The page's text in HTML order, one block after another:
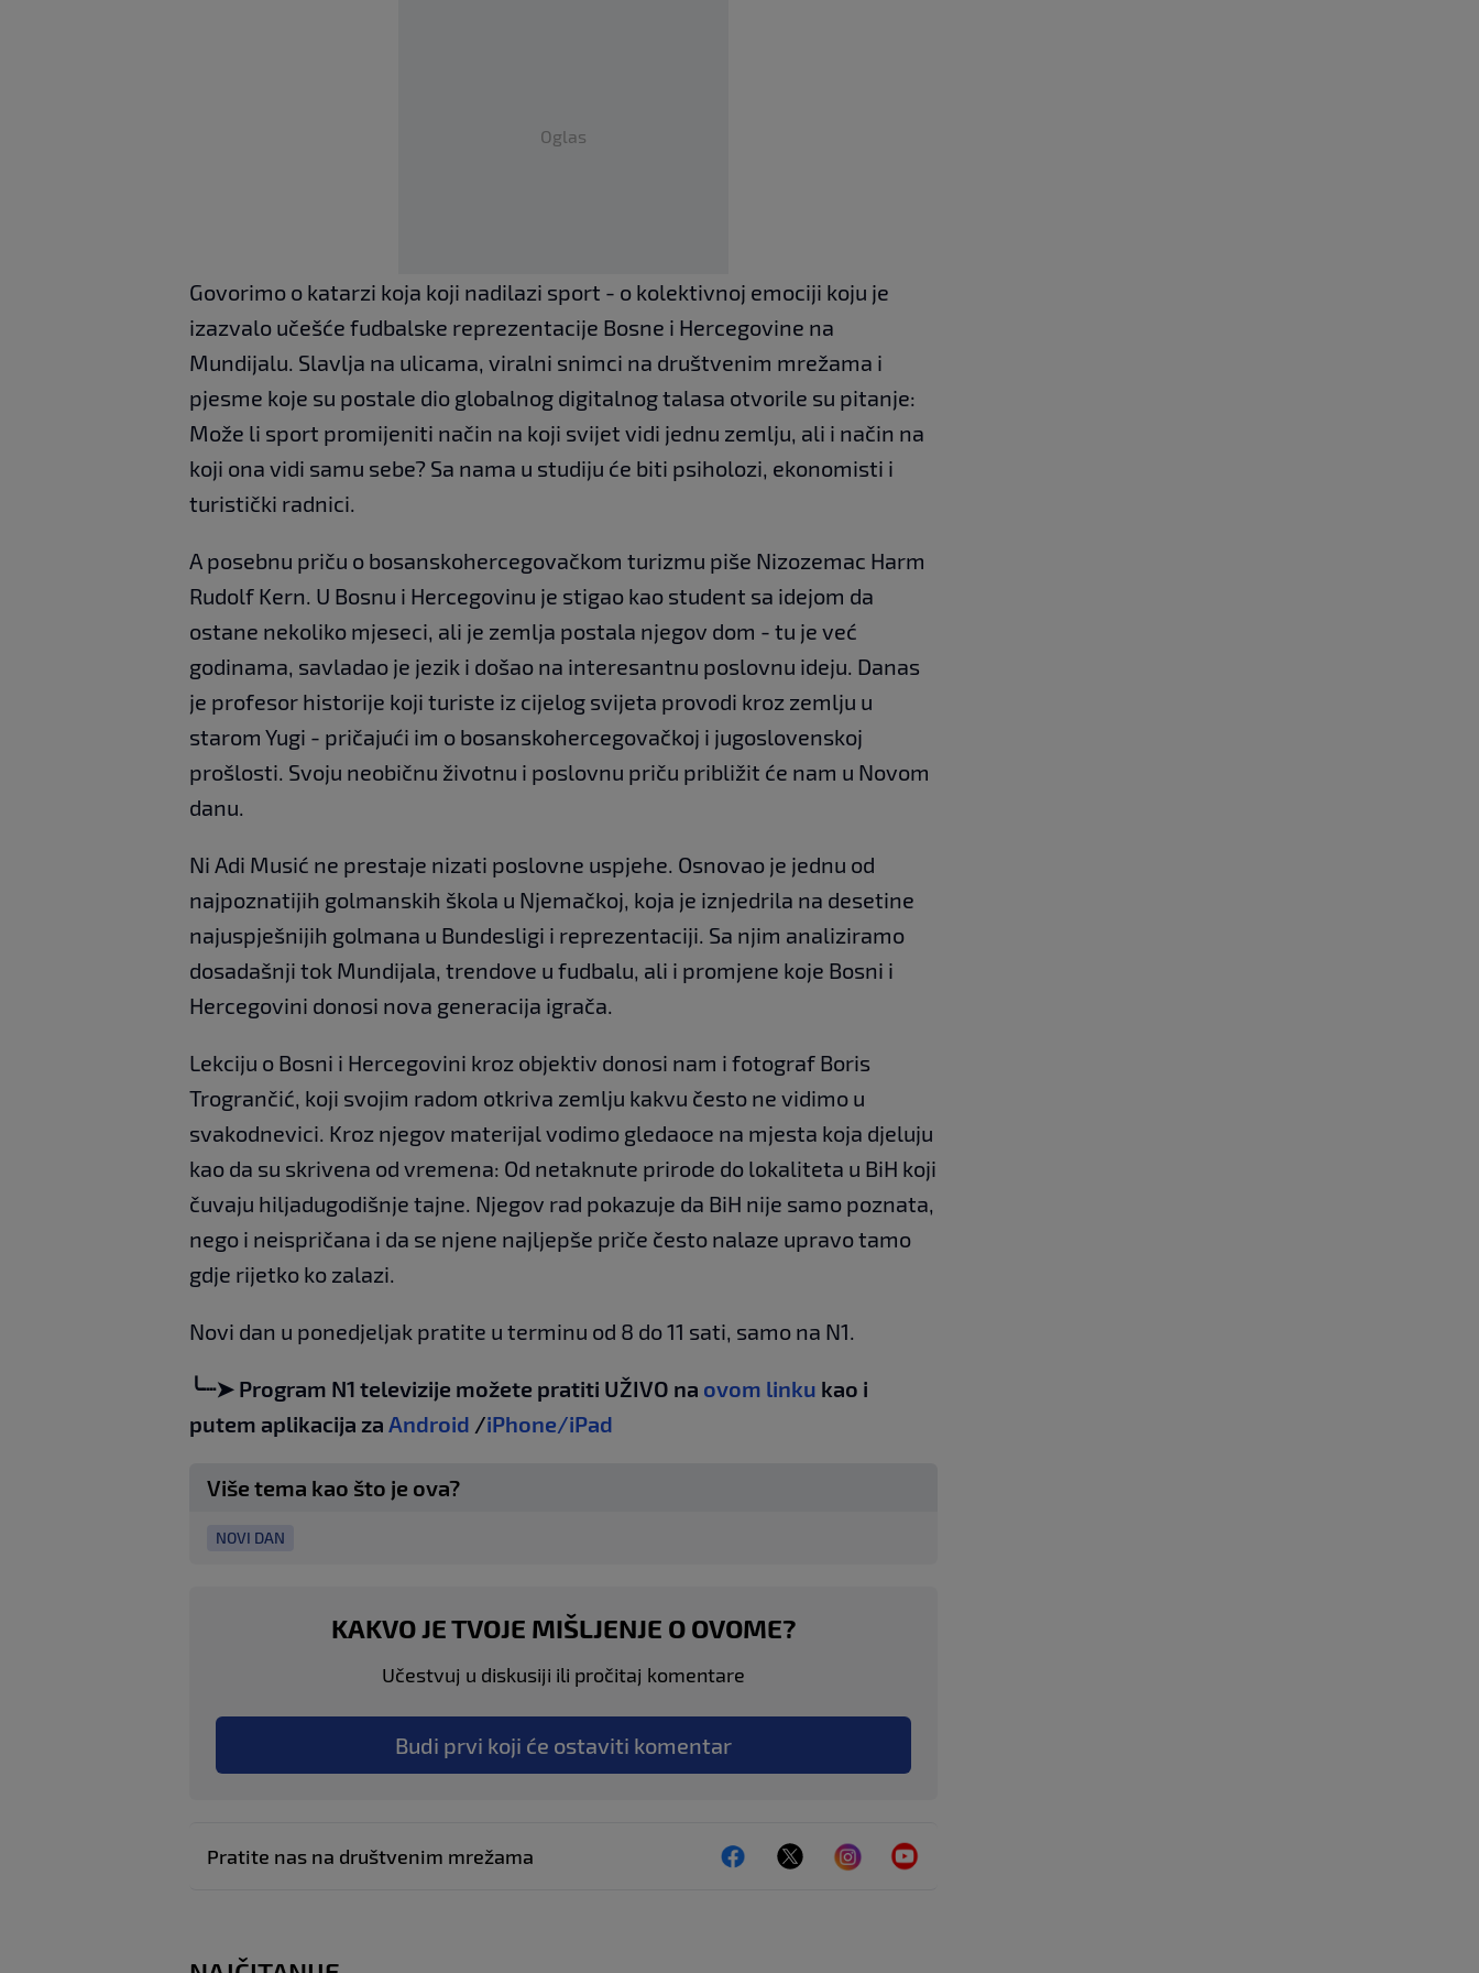
Oglas
Govorimo o katarzi koja koji nadilazi sport - o kolektivnoj emociji koju je
izazvalo učešće fudbalske reprezentacije Bosne i Hercegovine na
Mundijalu. Slavlja na ulicama, viralni snimci na društvenim mrežama i
pjesme koje su postale dio globalnog digitalnog talasa otvorile su pitanje:
Može li sport promijeniti način na koji svijet vidi jednu zemlju, ali i način na
koji ona vidi samu sebe? Sa nama u studiju će biti psiholozi, ekonomisti i
turistički radnici.
A posebnu priču o bosanskohercegovačkom turizmu piše Nizozemac Harm
Rudolf Kern. U Bosnu i Hercegovinu je stigao kao student sa idejom da
ostane nekoliko mjeseci, ali je zemlja postala njegov dom - tu je već
godinama, savladao je jezik i došao na interesantnu poslovnu ideju. Danas
je profesor historije koji turiste iz cijelog svijeta provodi kroz zemlju u
starom Yugi - pričajući im o bosanskohercegovačkoj i jugoslovenskoj
prošlosti. Svoju neobičnu životnu i poslovnu priču približit će nam u Novom
danu.
Ni Adi Musić ne prestaje nizati poslovne uspjehe. Osnovao je jednu od
najpoznatijih golmanskih škola u Njemačkoj, koja je iznjedrila na desetine
najuspješnijih golmana u Bundesligi i reprezentaciji. Sa njim analiziramo
dosadašnji tok Mundijala, trendove u fudbalu, ali i promjene koje Bosni i
Hercegovini donosi nova generacija igrača.
Lekciju o Bosni i Hercegovini kroz objektiv donosi nam i fotograf Boris
Trogrančić, koji svojim radom otkriva zemlju kakvu često ne vidimo u
svakodnevici. Kroz njegov materijal vodimo gledaoce na mjesta koja djeluju
kao da su skrivena od vremena: Od netaknute prirode do lokaliteta u BiH koji
čuvaju hiljadugodišnje tajne. Njegov rad pokazuje da BiH nije samo poznata,
nego i neispričana i da se njene najljepše priče često nalaze upravo tamo
gdje rijetko ko zalazi.
Novi dan u ponedjeljak pratite u terminu od 8 do 11 sati, samo na N1.
╰┈➤ Program N1 televizije možete pratiti UŽIVO na ovom linku kao i
putem aplikacija za Android /iPhone/iPad
Više tema kao što je ova?
NOVI DAN
KAKVO JE TVOJE MIŠLJENJE O OVOME?
Učestvuj u diskusiji ili pročitaj komentare
Budi prvi koji će ostaviti komentar
Pratite nas na društvenim mrežama